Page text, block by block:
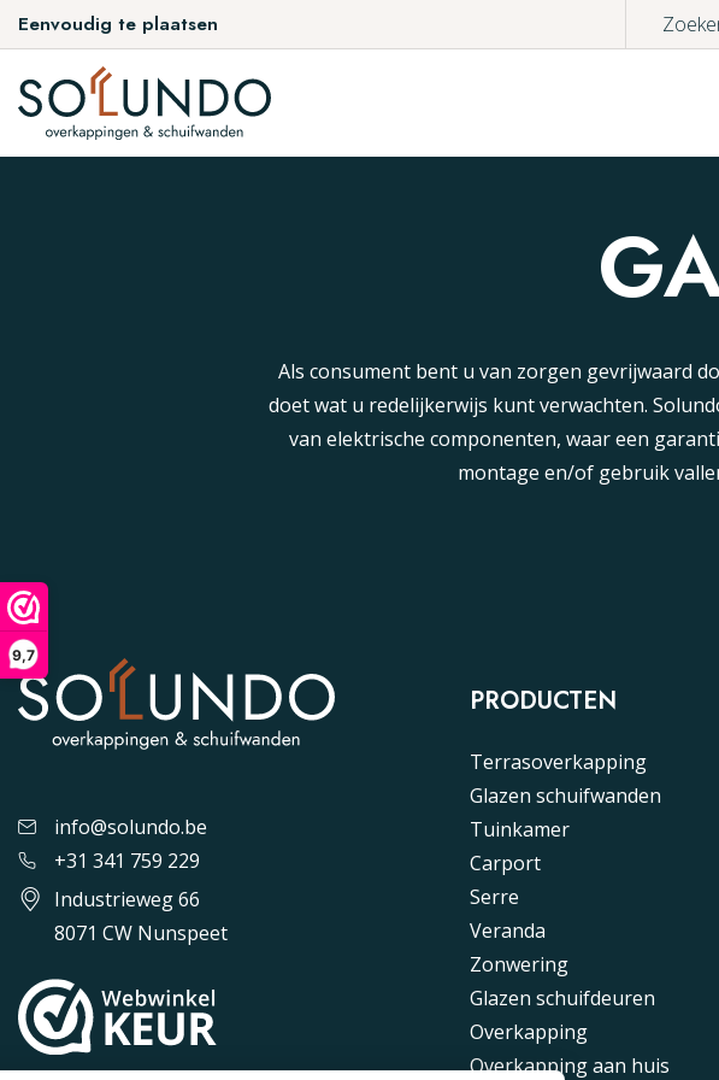
9,7
Eenvoudig te plaatsen
Als consument bent u van zorgen gevrijwaard
doet wat u redelijkerwijs kunt verwachten.
van elektrische componenten, waar een
montage en/of gebruik
info@solundo.be
+31 341 759 229
Industrieweg 66
8071 CW Nunspeet
PRODUCTEN
Terrasoverkapping
Glazen schuifwanden
Tuinkamer
Carport
Serre
Veranda
Zonwering
Glazen schuifdeuren
Overkapping
Overkapping aan huis